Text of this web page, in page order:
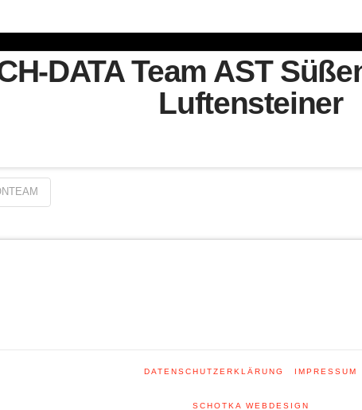
DATA Team AST
Luftensteiner
DATENSCHUTZERKLÄRUNG IMPRESSUM
SCHOTKA WEBDESIGN